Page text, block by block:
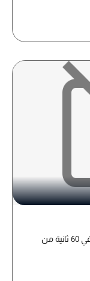
#الذكاء_الاصطناعي_في_التعليم #تصبيرة_رقمية في 60 ثانية من